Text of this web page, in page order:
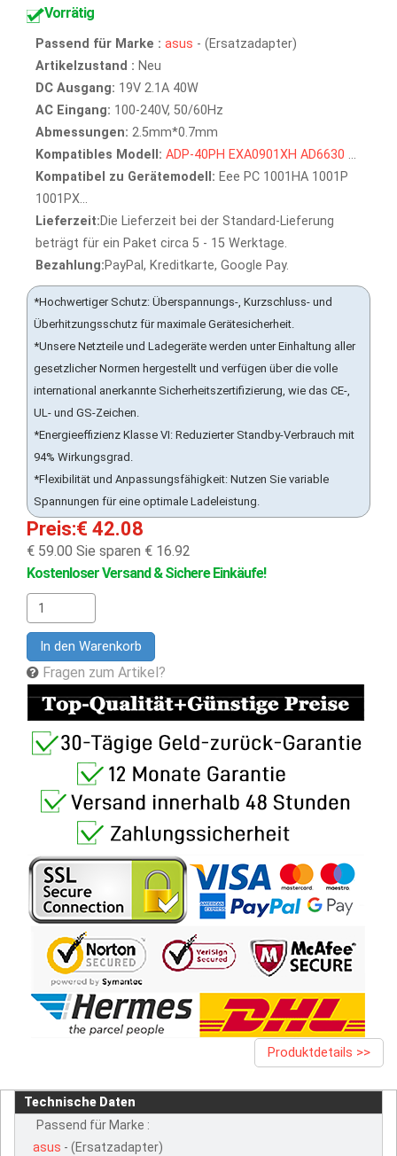
Vorrätig
Passend für Marke : asus - (Ersatzadapter)
Artikelzustand : Neu
DC Ausgang: 19V 2.1A 40W
AC Eingang: 100-240V, 50/60Hz
Abmessungen: 2.5mm*0.7mm
Kompatibles Modell: ADP-40PH EXA0901XH AD6630 ...
Kompatibel zu Gerätemodell: Eee PC 1001HA 1001P
1001PX...
Lieferzeit:Die Lieferzeit bei der Standard-Lieferung
beträgt für ein Paket circa 5 - 15 Werktage.
Bezahlung:PayPal, Kreditkarte, Google Pay.
*Hochwertiger Schutz: Überspannungs-, Kurzschluss- und
Überhitzungsschutz für maximale Gerätesicherheit.
*Unsere Netzteile und Ladegeräte werden unter Einhaltung aller
gesetzlicher Normen hergestellt und verfügen über die volle
international anerkannte Sicherheitszertifizierung, wie das CE-,
UL- und GS-Zeichen.
*Energieeffizienz Klasse VI: Reduzierter Standby-Verbrauch mit
94% Wirkungsgrad.
*Flexibilität und Anpassungsfähigkeit: Nutzen Sie variable
Spannungen für eine optimale Ladeleistung.
Preis:€ 42.08
€ 59.00 Sie sparen € 16.92
Kostenloser Versand & Sichere Einkäufe!
In den Warenkorb
Fragen zum Artikel?
Produktdetails >>
Technische Daten
Passend für Marke :
asus - (Ersatzadapter)